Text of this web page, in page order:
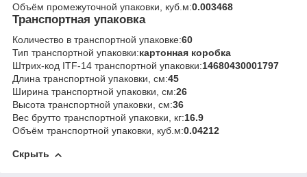
Объём промежуточной упаковки, куб.м:0.003468
Транспортная упаковка
Количество в транспортной упаковке:60
Тип транспортной упаковки:картонная коробка
Штрих-код ITF-14 транспортной упаковки:14680430001797
Длина транспортной упаковки, см:45
Ширина транспортной упаковки, см:26
Высота транспортной упаковки, см:36
Вес брутто транспортной упаковки, кг:16.9
Объём транспортной упаковки, куб.м:0.04212
Скрыть